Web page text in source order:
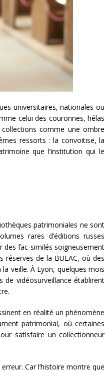
universitaires, nationales ou
celui des couronnes, hélas
comme une ombre
ressorts : la convoitise, la
que l’institution qui le
patrimoniales ne sont
rares d’éditions russes
des fac-similés soigneusement
réserves de la BULAC, où des
veille. À Lyon, quelques mois
de vidéosurveillance établirent
en réalité un phénomène
patrimonial, où certaines
satisfaire un collectionneur
Car l’histoire montre que